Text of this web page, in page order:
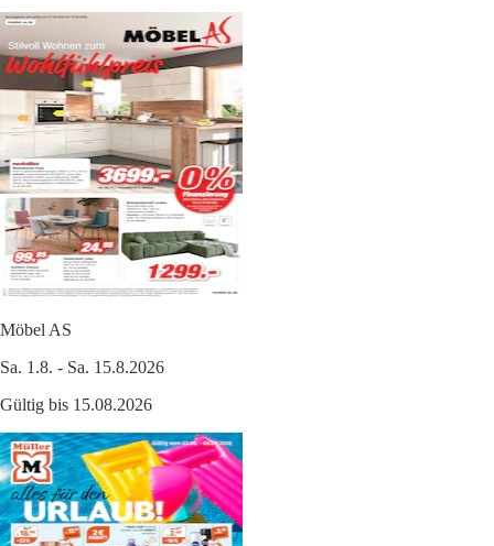
Möbel AS
Sa. 1.8. - Sa. 15.8.2026
Gültig bis 15.08.2026